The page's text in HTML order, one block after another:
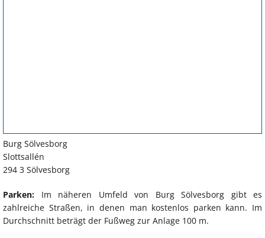
Burg Sölvesborg
Slottsallén
294 3 Sölvesborg
Parken: Im näheren Umfeld von Burg Sölvesborg gibt es
zahlreiche Straßen, in denen man kostenlos parken kann. Im
Durchschnitt beträgt der Fußweg zur Anlage 100 m.